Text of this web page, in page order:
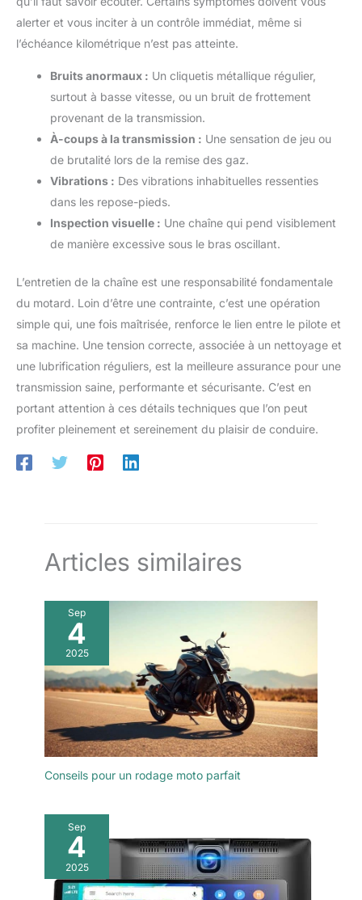
alerter et vous inciter à un contrôle immédiat, même si
l’échéance kilométrique n’est pas atteinte.
Bruits anormaux : Un cliquetis métallique régulier,
surtout à basse vitesse, ou un bruit de frottement
provenant de la transmission.
À-coups à la transmission : Une sensation de jeu ou
de brutalité lors de la remise des gaz.
Vibrations : Des vibrations inhabituelles ressenties
dans les repose-pieds.
Inspection visuelle : Une chaîne qui pend visiblement
de manière excessive sous le bras oscillant.
L’entretien de la chaîne est une responsabilité fondamentale
du motard. Loin d’être une contrainte, c’est une opération
simple qui, une fois maîtrisée, renforce le lien entre le pilote et
sa machine. Une tension correcte, associée à un nettoyage et
une lubrification réguliers, est la meilleure assurance pour une
transmission saine, performante et sécurisante. C’est en
portant attention à ces détails techniques que l’on peut
profiter pleinement et sereinement du plaisir de conduire.
Articles similaires
Sep
4
2025
Conseils pour un rodage moto parfait
Sep
4
2025